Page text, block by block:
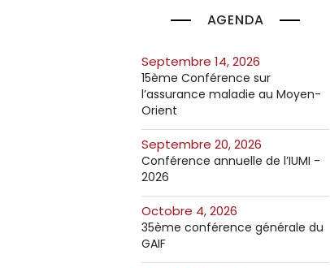
AGENDA
septembre 14, 2026
15ème Conférence sur
l’assurance maladie au Moyen-
Orient
septembre 20, 2026
Conférence annuelle de l’IUMI -
2026
octobre 4, 2026
35ème conférence générale du
GAIF